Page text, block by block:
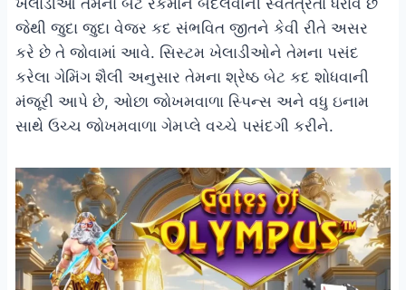
જેથી જુદા જુદા વેજર કદ સંભવિત જીતને કેવી રીતે અસર
કરે છે તે જોવામાં આવે. સિસ્ટમ ખેલાડીઓને તેમના પસંદ
કરેલા ગેમિંગ શૈલી અનુસાર તેમના શ્રેષ્ઠ બેટ કદ શોધવાની
મંજૂરી આપે છે, ઓછા જોખમવાળા સ્પિન્સ અને વધુ ઇનામ
સાથે ઉચ્ચ જોખમવાળા ગેમપ્લે વચ્ચે પસંદગી કરીને.